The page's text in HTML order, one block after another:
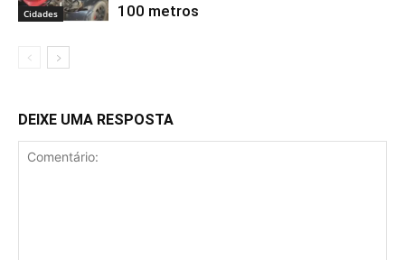
Cidades
100 metros
DEIXE UMA RESPOSTA